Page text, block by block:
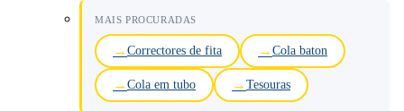
MAIS PROCURADAS
Correctores de fita Cola baton
Cola em tubo Tesouras